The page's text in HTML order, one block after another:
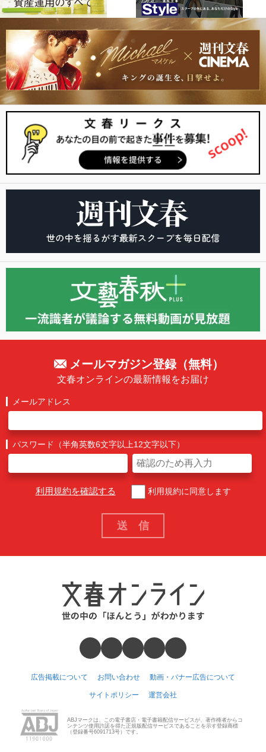
メールマガジン登録（無料）
文春オンラインの最新情報をお届け
メールアドレス
パスワード（半角英数6文字以上12文字以下）
利用規約を確認する 利用規約に同意します
広告掲載について お問い合わせ 動画・バナー広告について
サイトポリシー 運営会社
ABJマークは、この電子書店・電子書籍配信サービスが、著作権者からコ
ンテンツ使用許諾を得た正規版配信サービスであることを示す登録商標
（登録番号6091713号）です。